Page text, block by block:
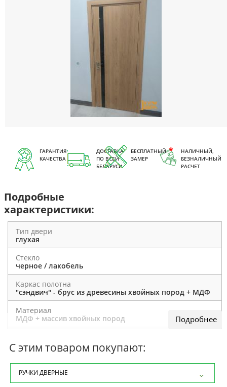
ГАРАНТИЯ
КАЧЕСТВА
ДОСТАВКА
ПО ВСЕЙ
БЕЛАРУСИ
БЕСПЛАТНЫЙ
ЗАМЕР
НАЛИЧНЫЙ,
БЕЗНАЛИЧНЫЙ
РАСЧЕТ
Подробные
характеристики:
Тип двери
глухая
Стекло
черное / лакобель
Каркас полотна
"сэндвич" - брус из древесины хвойных пород + МДФ
Материал
МДФ + массив хвойных пород
экошпон полипропилен
Толщина полотна
38 мм
С этим товаром покупают:
РУЧКИ ДВЕРНЫЕ